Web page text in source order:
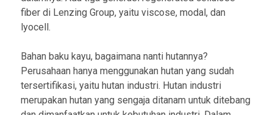
fiber di Lenzing Group, yaitu viscose, modal, dan
lyocell.
Bahan baku kayu, bagaimana nanti hutannya?
Perusahaan hanya menggunakan hutan yang sudah
tersertifikasi, yaitu hutan industri. Hutan industri
merupakan hutan yang sengaja ditanam untuk ditebang